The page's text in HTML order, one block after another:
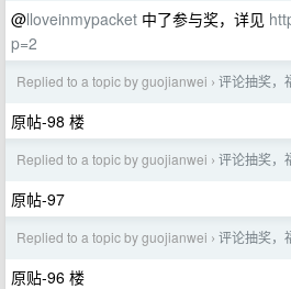
@lloveinmypacket 中了参与奖，详见
p=2
Replied to a topic by guojianwei › 评论抽奖，
原帖-98 楼
Replied to a topic by guojianwei › 评论抽奖，
原帖-97
Replied to a topic by guojianwei › 评论抽奖，
原贴-96 楼